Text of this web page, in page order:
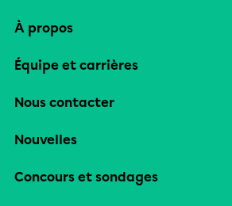
À propos
Équipe et carrières
Nous contacter
Nouvelles
Concours et sondages